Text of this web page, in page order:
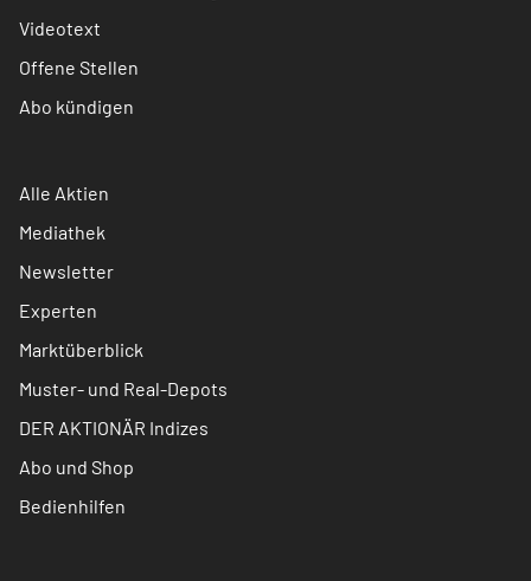
Videotext
Offene Stellen
Abo kündigen
Alle Aktien
Mediathek
Newsletter
Experten
Marktüberblick
Muster- und Real-Depots
DER AKTIONÄR Indizes
Abo und Shop
Bedienhilfen